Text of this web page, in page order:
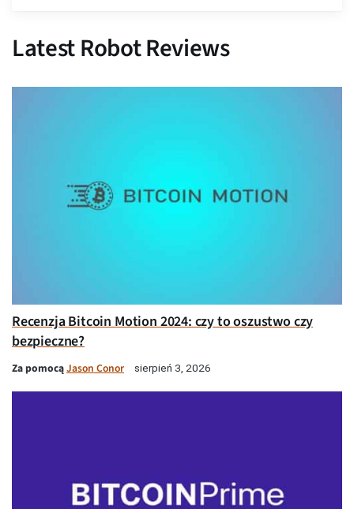
Latest Robot Reviews
Recenzja Bitcoin Motion 2024: czy to oszustwo czy
bezpieczne?
Za pomocąJason Conor sierpień 3, 2026